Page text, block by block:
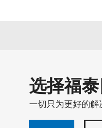
选择福
一切只为更好的